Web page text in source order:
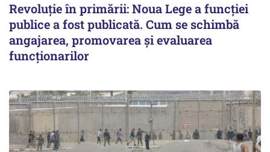
Revoluție în primării: Noua Lege a funcției
publice a fost publicată. Cum se schimbă
angajarea, promovarea și evaluarea
funcționarilor